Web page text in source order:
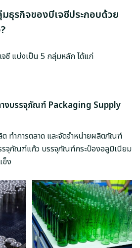
ธุรกิจของบีเจซีประกอบด้วย
ซี แบ่งเป็น 5 กลุ่มหลัก ได้แก่
างบรรจุภัณฑ์ Packaging Supply
ทำการตลาด และจัดจำหน่ายผลิตภัณฑ์
จุภัณฑ์แก้ว บรรจุภัณฑ์กระป๋องอลูมิเนียม
ง